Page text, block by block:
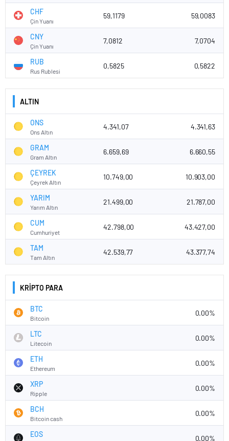
CHF
Çin Yuanı
59,1179 59,0083
CNY
Çin Yuanı
7,0812 7,0704
RUB
Rus Rublesi
0,5825 0,5822
ALTIN
ONS
Ons Altın
4.341,07 4.341,63
GRAM
Gram Altın
6.659,69 6.660,55
ÇEYREK
Çeyrek Altın
10.749,00 10.903,00
YARIM
Yarım Altın
21.499,00 21.787,00
CUM
Cumhuriyet
42.798,00 43.427,00
TAM
Tam Altın
42.539,77 43.377,74
KRİPTO PARA
BTC
Bitcoin
0.00%
LTC
Litecoin
0.00%
ETH
Ethereum
0.00%
XRP
Ripple
0.00%
BCH
Bitcoin cash
0.00%
EOS 0.00%